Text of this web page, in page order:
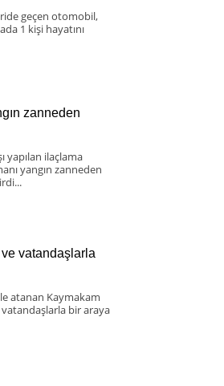
geçen otomobil,
1 kişi hayatını
zanneden
yapılan ilaçlama
yangın zanneden
ve vatandaşlarla
atanan Kaymakam
vatandaşlarla bir araya